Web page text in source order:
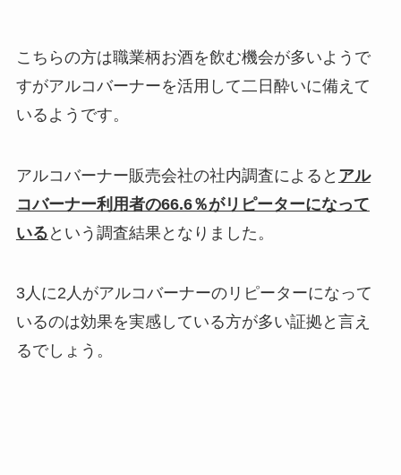
こちらの方は職業柄お酒を飲む機会が多いようで
すがアルコバーナーを活用して二日酔いに備えて
いるようです。
アルコバーナー販売会社の社内調査によると アル
コバーナー利用者の66.6％がリピーターになって
いる という調査結果となりました。
3人に2人がアルコバーナーのリピーターになって
いるのは効果を実感している方が多い証拠と言え
るでしょう。